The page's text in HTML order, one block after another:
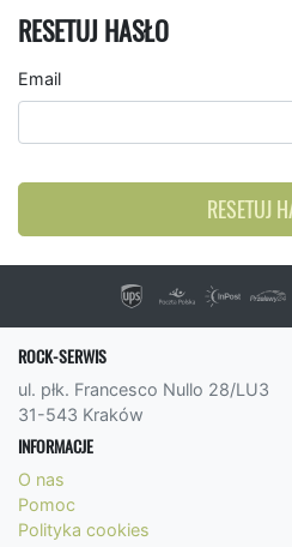
RESETUJ HASŁO
Email
RESETUJ
ROCK-SERWIS
ul. płk. Francesco Nullo 28/LU3
31-543 Kraków
INFORMACJE
O nas
Pomoc
Polityka cookies